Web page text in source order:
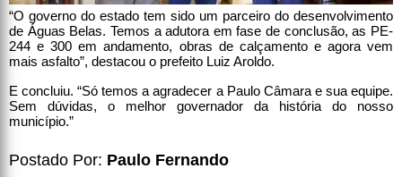
“O governo do estado tem sido um parceiro do desenvolvimento
de Águas Belas. Temos a adutora em fase de conclusão, as PE-
244 e 300 em andamento, obras de calçamento e agora vem
mais asfalto”, destacou o prefeito Luiz Aroldo.
E concluiu. “Só temos a agradecer a Paulo Câmara e sua equipe.
Sem dúvidas, o melhor governador da história do nosso
município.”
Postado Por: Paulo Fernando